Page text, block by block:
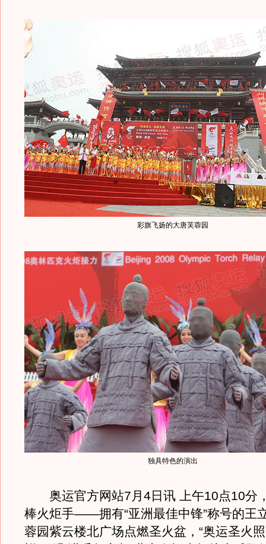
彩旗飞扬的大唐芙蓉园
独具特色的演出
奥运官方网站7月4日讯 上午10点10分
棒火炬手——拥有“亚洲最佳中锋”称号的王
蓉园紫云楼北广场点燃圣火盆，“奥运圣火